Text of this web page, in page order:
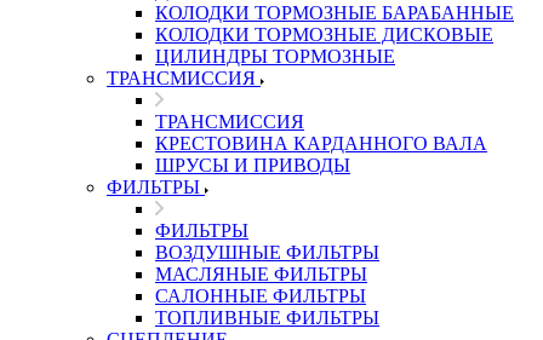
КОЛОДКИ ТОРМОЗНЫЕ БАРАБАННЫЕ
КОЛОДКИ ТОРМОЗНЫЕ ДИСКОВЫЕ
ЦИЛИНДРЫ ТОРМОЗНЫЕ
ТРАНСМИССИЯ
ТРАНСМИССИЯ
КРЕСТОВИНА КАРДАННОГО ВАЛА
ШРУСЫ И ПРИВОДЫ
ФИЛЬТРЫ
ФИЛЬТРЫ
ВОЗДУШНЫЕ ФИЛЬТРЫ
МАСЛЯНЫЕ ФИЛЬТРЫ
САЛОННЫЕ ФИЛЬТРЫ
ТОПЛИВНЫЕ ФИЛЬТРЫ